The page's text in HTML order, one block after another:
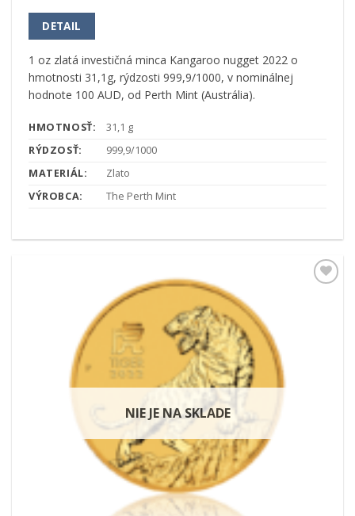
DETAIL
1 oz zlatá investičná minca Kangaroo nugget 2022 o
hmotnosti 31,1g, rýdzosti 999,9/1000, v nominálnej
hodnote 100 AUD, od Perth Mint (Austrália).
HMOTNOSŤ:
31,1 g
RÝDZOSŤ:
999,9/1000
MATERIÁL:
Zlato
VÝROBCA:
The Perth Mint
NIE JE NA SKLADE